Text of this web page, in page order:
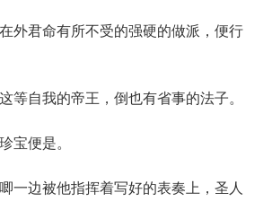
外君命有所不受的强硬的做派，便行
自我的帝王，倒也有省事的法子。
便是。
边被他指挥着写好的表奏上，圣人